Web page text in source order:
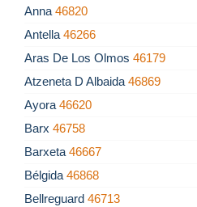
Anna 46820
Antella 46266
Aras De Los Olmos 46179
Atzeneta D Albaida 46869
Ayora 46620
Barx 46758
Barxeta 46667
Bélgida 46868
Bellreguard 46713